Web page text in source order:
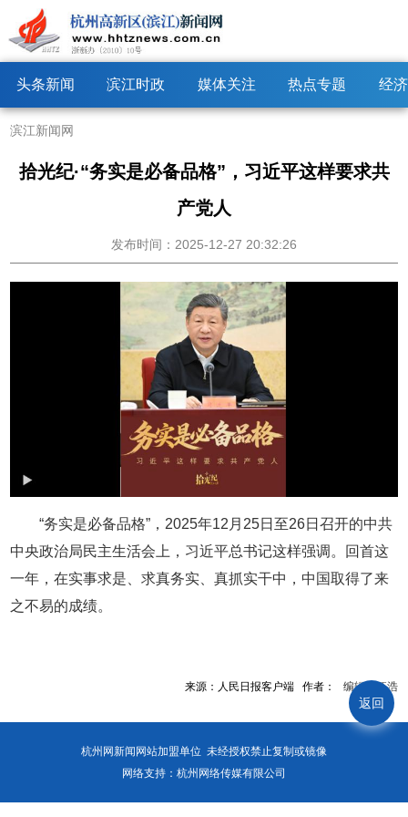
头条新闻 滨江时政 媒体关注 热点专题 经
返回
滨江新闻网
拾光纪·“务实是必备品格”，习近平这样要求共
产党人
发布时间：2025-12-27 20:32:26
“务实是必备品格”，2025年12月25日至26日召开的中共
中央政治局民主生活会上，习近平总书记这样强调。回首这
一年，在实事求是、求真务实、真抓实干中，中国取得了来
之不易的成绩。
来源：人民日报客户端 作者： 编辑：汪浩
杭州网新闻网站加盟单位 未经授权禁止复制或镜像
网络支持：杭州网络传媒有限公司